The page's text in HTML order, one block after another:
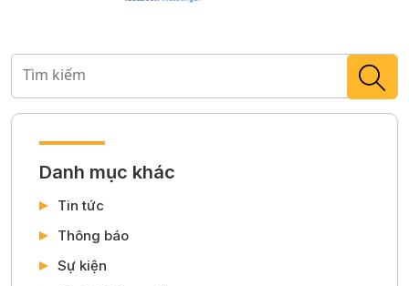
Danh mục khác
Tin tức
Thông báo
Sự kiện